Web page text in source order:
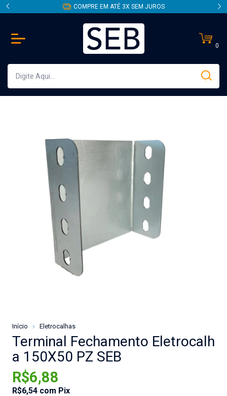
COMPRE EM ATÉ 3X SEM JUROS
0
Início Eletrocalhas
Terminal Fechamento Eletrocalh
a 150X50 PZ SEB
R$6,88
R$6,54 com Pix